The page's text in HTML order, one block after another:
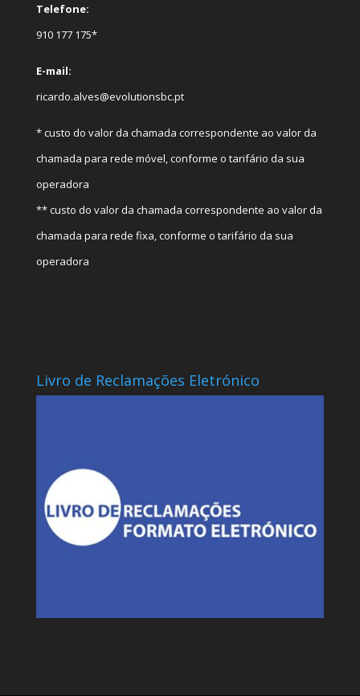
Telefone:
910 177 175*
E-mail:
ricardo.alves@evolutionsbc.pt
* custo do valor da chamada correspondente ao valor da
chamada para rede móvel, conforme o tarifário da sua
operadora
** custo do valor da chamada correspondente ao valor da
chamada para rede fixa, conforme o tarifário da sua
operadora
Livro de Reclamações Eletrónico